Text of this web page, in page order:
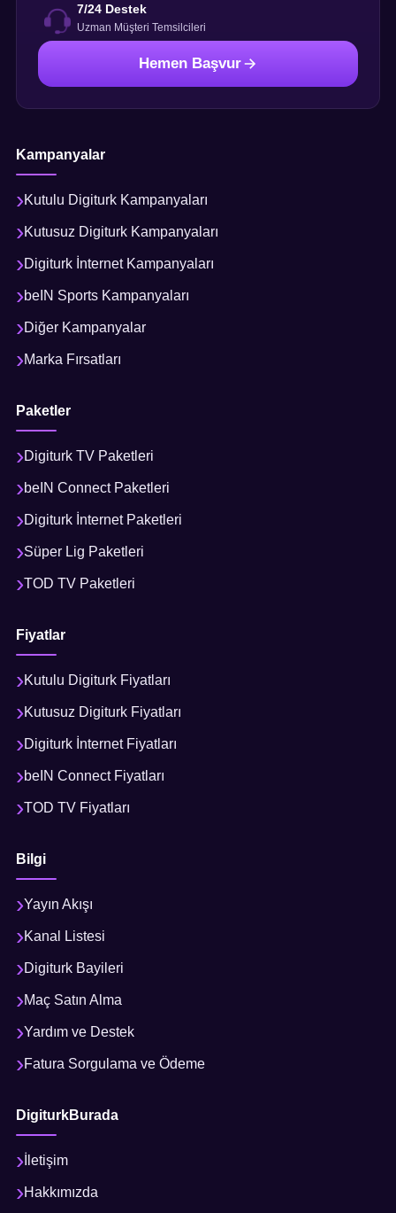
7/24 Destek
Uzman Müşteri Temsilcileri
Hemen Başvur
Kampanyalar
Kutulu Digiturk Kampanyaları
Kutusuz Digiturk Kampanyaları
Digiturk İnternet Kampanyaları
beIN Sports Kampanyaları
Diğer Kampanyalar
Marka Fırsatları
Paketler
Digiturk TV Paketleri
beIN Connect Paketleri
Digiturk İnternet Paketleri
Süper Lig Paketleri
TOD TV Paketleri
Fiyatlar
Kutulu Digiturk Fiyatları
Kutusuz Digiturk Fiyatları
Digiturk İnternet Fiyatları
beIN Connect Fiyatları
TOD TV Fiyatları
Bilgi
Yayın Akışı
Kanal Listesi
Digiturk Bayileri
Maç Satın Alma
Yardım ve Destek
Fatura Sorgulama ve Ödeme
DigiturkBurada
İletişim
Hakkımızda